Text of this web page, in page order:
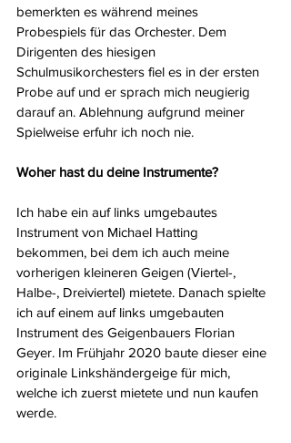
bemerkten es während meines
Probespiels für das Orchester. Dem
Dirigenten des hiesigen
Schulmusikorchesters fiel es in der ersten
Probe auf und er sprach mich neugierig
darauf an. Ablehnung aufgrund meiner
Spielweise erfuhr ich noch nie.
Woher hast du deine Instrumente?
Ich habe ein auf links umgebautes
Instrument von Michael Hatting
bekommen, bei dem ich auch meine
vorherigen kleineren Geigen (Viertel-,
Halbe-, Dreiviertel) mietete. Danach spielte
ich auf einem auf links umgebauten
Instrument des Geigenbauers Florian
Geyer. Im Frühjahr 2020 baute dieser eine
originale Linkshändergeige für mich,
welche ich zuerst mietete und nun kaufen
werde.